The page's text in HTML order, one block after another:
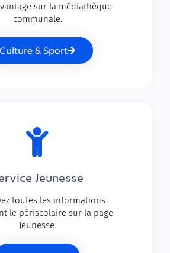
sur la médiathèque
communale.
Culture & Sport
Jeunesse
toutes les informations
le périscolaire sur la page
Jeunesse.